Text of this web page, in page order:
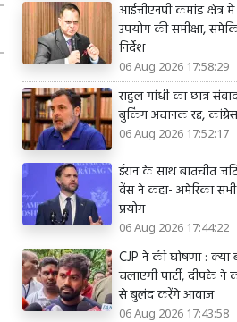
आईजीएनपी कमांड
उपयोग की समीक्षा,
निर्देश
06 Aug 2026 17:58:29
राहुल गांधी का छात्र
बुकिंग अचानक रद्द,
06 Aug 2026 17:52:17
ईरान के साथ बातचीत
वेंस ने कहा- अमेरिका
प्रयोग
06 Aug 2026 17:44:22
CJP ने की घोषणा : क्या
चलाएगी पार्टी, दीपके ने
से बुलंद करेंगे आवाज
06 Aug 2026 17:43:58